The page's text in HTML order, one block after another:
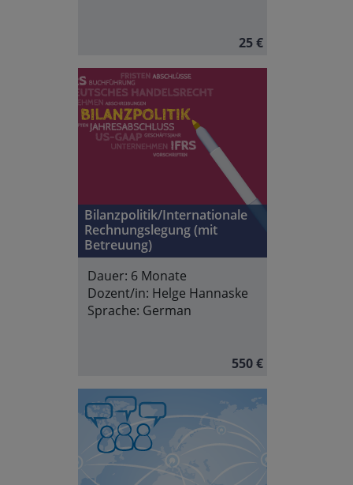
25 €
Bilanzpolitik/Internationale
Rechnungslegung (mit
Betreuung)
Dauer: 6 Monate
Dozent/in: Helge Hannaske
Sprache: German
550 €